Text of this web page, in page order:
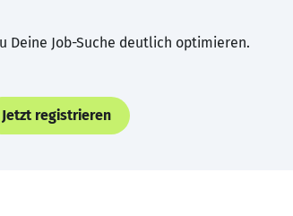
Deine Job-Suche deutlich optimieren.
Jetzt registrieren